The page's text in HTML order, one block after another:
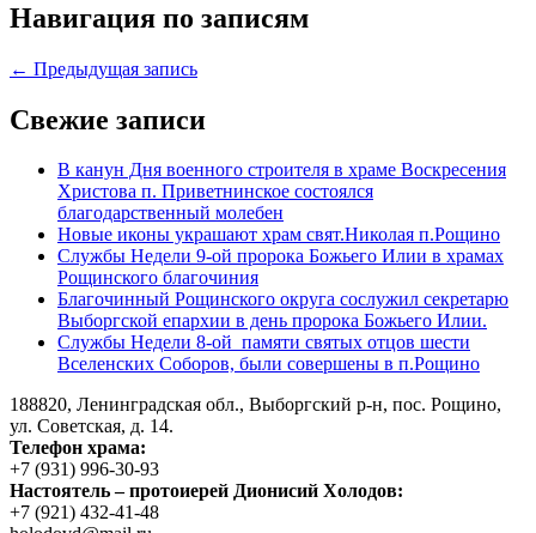
Навигация по записям
← Предыдущая запись
Свежие записи
В канун Дня военного строителя в храме Воскресения
Христова п. Приветнинское состоялся
благодарственный молебен
Новые иконы украшают храм свят.Николая п.Рощино
Службы Недели 9-ой пророка Божьего Илии в храмах
Рощинского благочиния
Благочинный Рощинского округа сослужил секретарю
Выборгской епархии в день пророка Божьего Илии.
Службы Недели 8-ой памяти святых отцов шести
Вселенских Соборов, были совершены в п.Рощино
188820, Ленинградская обл., Выборгский р-н, пос. Рощино,
ул. Советская, д. 14.
Телефон храма:
+7 (931) 996-30-93
Настоятель – протоиерей Дионисий Холодов:
+7 (921) 432-41-48